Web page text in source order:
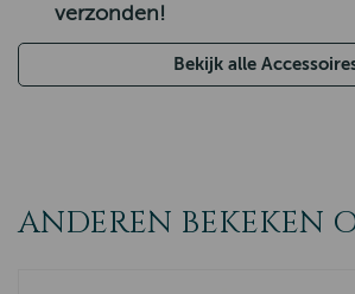
verzonden!
Bekijk alle
ANDEREN BEKEKEN